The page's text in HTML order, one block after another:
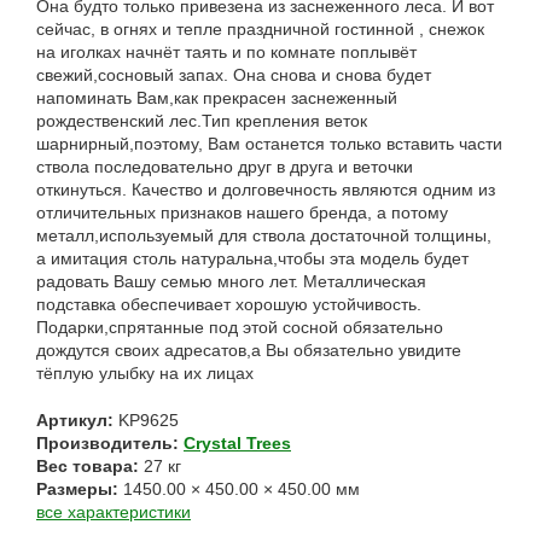
Она будто только привезена из заснеженного леса. И вот
сейчас, в огнях и тепле праздничной гостинной , снежок
на иголках начнёт таять и по комнате поплывёт
свежий,сосновый запах. Она снова и снова будет
напоминать Вам,как прекрасен заснеженный
рождественский лес.Тип крепления веток
шарнирный,поэтому, Вам останется только вставить части
ствола последовательно друг в друга и веточки
откинуться. Качество и долговечность являются одним из
отличительных признаков нашего бренда, а потому
металл,используемый для ствола достаточной толщины,
а имитация столь натуральна,чтобы эта модель будет
радовать Вашу семью много лет. Металлическая
подставка обеспечивает хорошую устойчивость.
Подарки,спрятанные под этой сосной обязательно
дождутся своих адресатов,а Вы обязательно увидите
тёплую улыбку на их лицах
Артикул: KP9625
Производитель: Crystal Trees
Вес товара: 27 кг
Размеры: 1450.00 × 450.00 × 450.00 мм
все характеристики